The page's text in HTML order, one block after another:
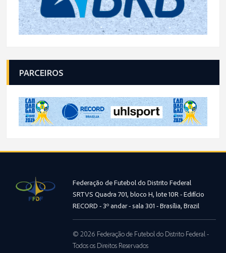
PARCEIROS
Federação de Futebol do Distrito Federal
SRTVS Quadra 701, bloco H, lote 10R - Edifício
RECORD - 3º andar - sala 301 - Brasília, Brazil
© 2026 Federação de Futebol do Distrito Federal -
Todos os Direitos Reservados